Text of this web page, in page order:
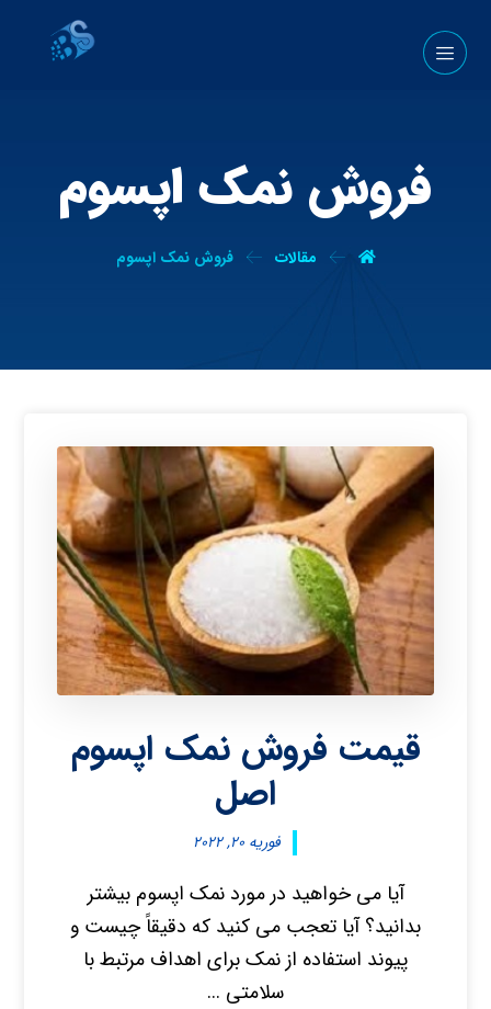
فروش نمک اپسوم
مقالات فروش نمک اپسوم
قیمت فروش نمک اپسوم
اصل
فوریه ۲۰, ۲۰۲۲
آیا می خواهید در مورد نمک اپسوم بیشتر
بدانید؟ آیا تعجب می کنید که دقیقاً چیست و
پیوند استفاده از نمک برای اهداف مرتبط با
سلامتی ...